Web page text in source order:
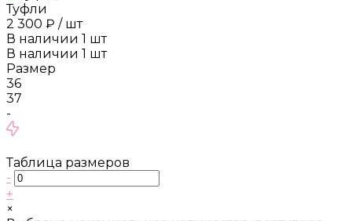
Туфли
2 300 ₽ / шт
В наличии 1 шт
В наличии 1 шт
Размер
36
37
-
Таблица размеров
-
+
×